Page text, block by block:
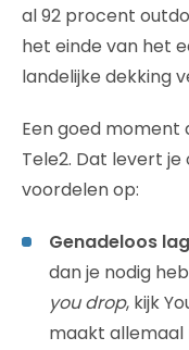
al 92 procent
het einde van het
landelijke dekking
Een goed moment
Tele2. Dat levert
voordelen op:
Genadeloos
dan je nodig
you drop, kijk
maakt allemaal